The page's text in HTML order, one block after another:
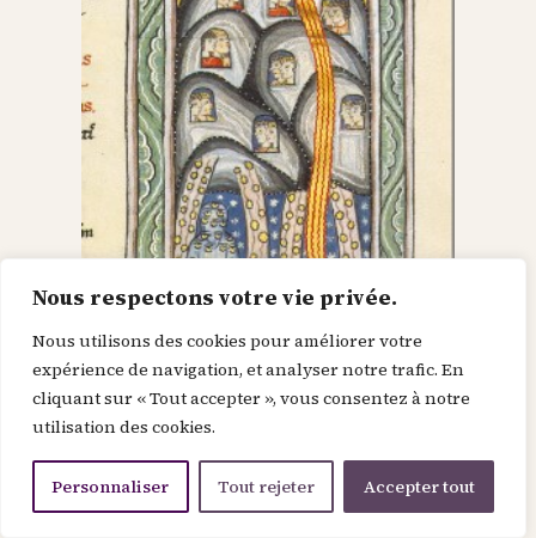
Nous respectons votre vie privée.
Nous utilisons des cookies pour améliorer votre
expérience de navigation, et analyser notre trafic. En
cliquant sur « Tout accepter », vous consentez à notre
utilisation des cookies.
Personnaliser Tout rejeter Accepter tout
Dieu dans le Christ,
recherche l’homme et
le renouvelle